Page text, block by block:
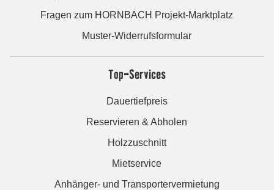
Fragen zum HORNBACH Projekt-Marktplatz
Muster-Widerrufsformular
Top-Services
Dauertiefpreis
Reservieren & Abholen
Holzzuschnitt
Mietservice
Anhänger- und Transportervermietung